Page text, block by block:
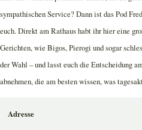
sympathischen Service? Dann ist das Pod
euch. Direkt am Rathaus habt ihr hier eine
Gerichten, wie Bigos, Pierogi und sogar
der Wahl – und lasst euch die Entscheidung
abnehmen, die am besten wissen, was
Adresse